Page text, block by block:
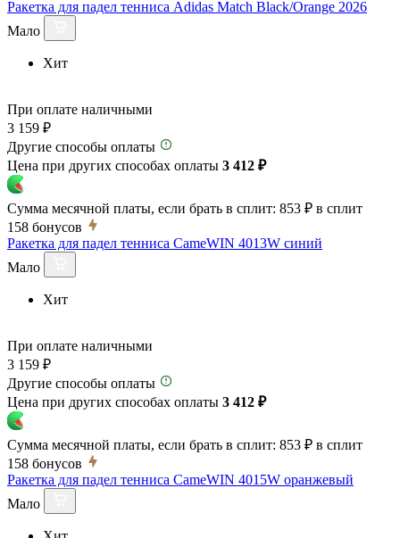
Ракетка для падел тенниса Adidas Match Black/Orange 2026
Мало
Хит
При оплате наличными
3 159 ₽
Другие способы оплаты
Цена при других способах оплаты 3 412 ₽
Сумма месячной платы, если брать в сплит: 853 ₽ в сплит
158 бонусов
Ракетка для падел тенниса CameWIN 4013W синий
Мало
Хит
При оплате наличными
3 159 ₽
Другие способы оплаты
Цена при других способах оплаты 3 412 ₽
Сумма месячной платы, если брать в сплит: 853 ₽ в сплит
158 бонусов
Ракетка для падел тенниса CameWIN 4015W оранжевый
Мало